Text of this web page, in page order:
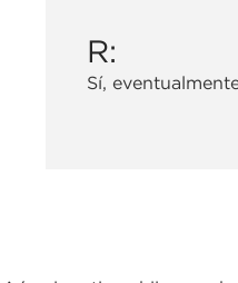
R:
Sí,